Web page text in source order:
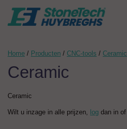
Home / Producten / CNC-tools / Ceramic
Ceramic
Ceramic
Wilt u inzage in alle prijzen, log dan in of